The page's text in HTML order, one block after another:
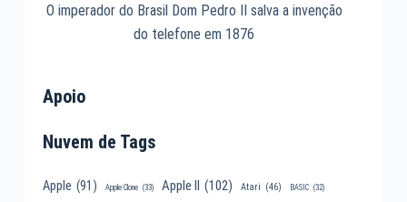
O imperador do Brasil Dom Pedro II salva a invenção
do telefone em 1876
Apoio
Nuvem de Tags
Apple (91) Apple Clone (33) Apple II (102) Atari (46) BASIC (32)